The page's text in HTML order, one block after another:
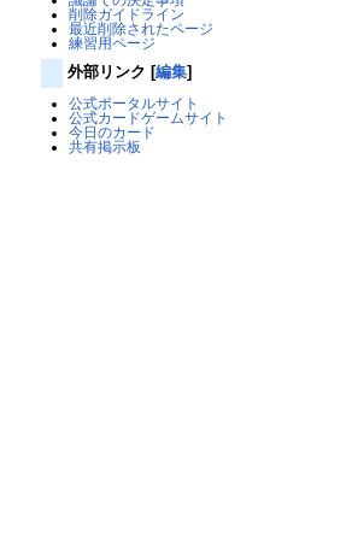
削除ガイドライン
最近削除されたページ
練習用ページ
外部リンク [編集]
公式ポータルサイト
公式カードゲームサイト
今日のカード
共有掲示板